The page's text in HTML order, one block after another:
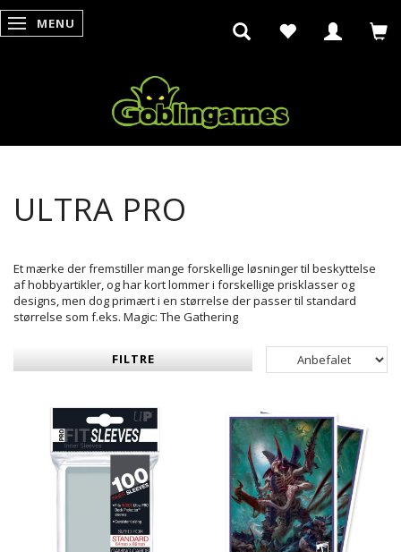
SKIFTE NAVIGATION
MENU
ULTRA PRO
Et mærke der fremstiller mange forskellige løsninger til beskyttelse
af hobbyartikler, og har kort lommer i forskellige prisklasser og
designs, men dog primært i en størrelse der passer til standard
størrelse som f.eks. Magic: The Gathering
FILTRE